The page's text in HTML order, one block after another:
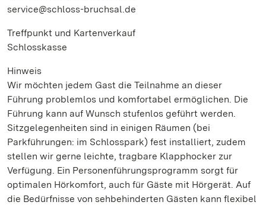
service@schloss-bruchsal.de
Treffpunkt und Kartenverkauf
Schlosskasse
Hinweis
Wir möchten jedem Gast die Teilnahme an dieser
Führung problemlos und komfortabel ermöglichen. Die
Führung kann auf Wunsch stufenlos geführt werden.
Sitzgelegenheiten sind in einigen Räumen (bei
Parkführungen: im Schlosspark) fest installiert, zudem
stellen wir gerne leichte, tragbare Klapphocker zur
Verfügung. Ein Personenführungsprogramm sorgt für
optimalen Hörkomfort, auch für Gäste mit Hörgerät. Auf
die Bedürfnisse von sehbehinderten Gästen kann flexibel